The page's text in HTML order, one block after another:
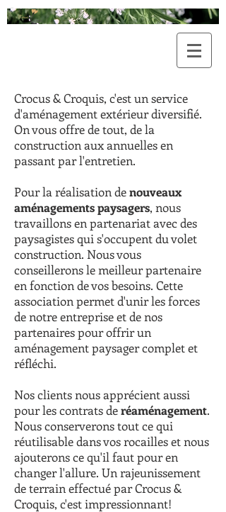
Crocus & Croquis, c'est un service
d'aménagement extérieur diversifié.
On vous offre de tout, de la
construction aux annuelles en
passant par l'entretien.
Pour la réalisation denouveaux
aménagements paysagers, nous
travaillons en partenariat avec des
paysagistes qui s'occupent du volet
construction. Nous vous
conseillerons le meilleur partenaire
en fonction de vos besoins. Cette
association permet d'unir les forces
de notre entreprise et de nos
partenaires pour offrir un
aménagement paysager complet et
réfléchi.
Nos clients nous apprécient aussi
pour les contrats deréaménagement.
Nous conserverons tout ce qui
réutilisable dans vos rocailles et nous
ajouterons ce qu'il faut pour en
changer l'allure. Un rajeunissement
de terrain effectué par Crocus &
Croquis, c'est impressionnant!